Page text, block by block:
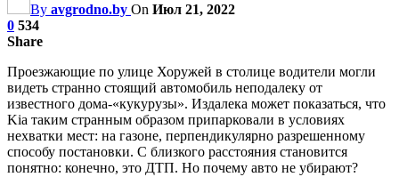
By avgrodno.by On Июл 21, 2022
0 534
Share
Проезжающие по улице Хоружей в столице водители могли
видеть странно стоящий автомобиль неподалеку от
известного дома-«кукурузы». Издалека может показаться, что
Kia таким странным образом припарковали в условиях
нехватки мест: на газоне, перпендикулярно разрешенному
способу постановки. С близкого расстояния становится
понятно: конечно, это ДТП. Но почему авто не убирают?